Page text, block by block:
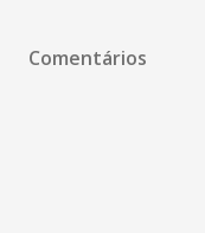
Comentários